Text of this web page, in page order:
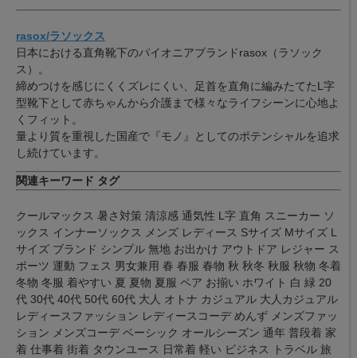
rasox/ラソックス
日本における直角靴下のパイオニアブランドrasox（ラソック
ス）。
締めつけを感じにくくズレにくい、足首を直角に編みたてたL字
型靴下として赤ちゃんから介護まで様々なライフシーンに心地よ
くフィット。
量より質を重視した国産で『モノ』としてのポテンシャルを追求
し続けています。
関連キーワード タグ
クールマックス 暑さ対策 清涼感 通気性 L字 直角 スニーカー ソ
ックス インナーソックス メンズ レディース Sサイズ Mサイズ L
サイズ ブランド シンプル 無地 お出かけ アウトドア レジャー ス
ポーツ 運動 フェス 男女兼用 春 春服 春物 秋 秋冬 秋服 秋物 冬着
冬物 冬服 着やすい 夏 夏物 夏服 ペア お揃い ホワイト 白 緑 20
代 30代 40代 50代 60代 大人 オトナ カジュアル 大人カジュアル
レディースファッション レディースコーデ めんず メンズファッ
ション メンズコーデ ベーシック オールシーズン 通年 普段着 家
着 仕事着 街着 タウンユース 日常着 軽い ビジネス トラベル 旅